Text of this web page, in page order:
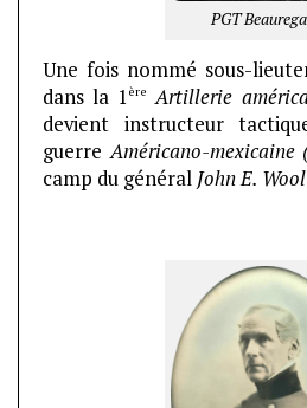
PGT
Une fois nommé sous-
dans la 1ère Artillerie
devient instructeur
guerreAméricano-mexicaine
camp du général John E.